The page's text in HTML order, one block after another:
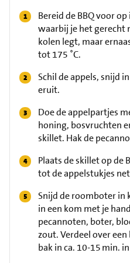
Bereid de BBQ voor
waarbij je het gerecht
kolen legt, maar
tot 175 ˚C.
Schil de appels, snijd
eruit.
Doe de appelpartjes
honing, bosvruchten
skillet. Hak de
Plaats de skillet op de
tot de appelstukjes
Snijd de roomboter in
in een kom met je
pecannoten, boter,
zout. Verdeel over
bak in ca. 10-15 min.